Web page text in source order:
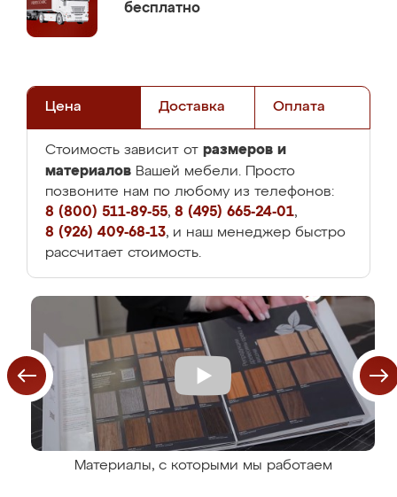
бесплатно
Цена Доставка Оплата
Стоимость зависит от размеров и
материалов Вашей мебели. Просто
позвоните нам по любому из телефонов:
8 (800) 511-89-55, 8 (495) 665-24-01,
8 (926) 409-68-13, и наш менеджер быстро
рассчитает стоимость.
Материалы, с которыми мы работаем